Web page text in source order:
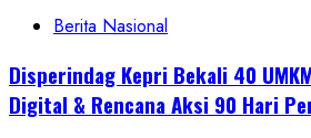
Berita Nasional
Disperindag Kepri Bekali 40
Digital & Rencana Aksi 90 Hari